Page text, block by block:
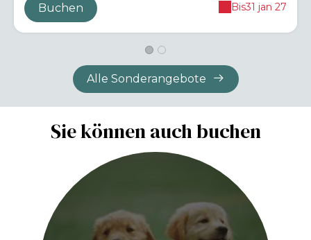
Buchen Bis31 jan 27
Alle Sonderangebote
Sie können auch buchen